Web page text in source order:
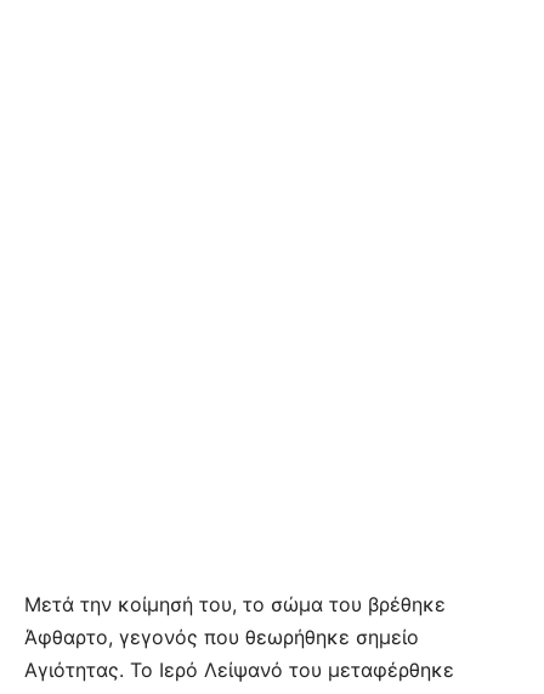
Μετά την κοίμησή του, το σώμα του βρέθηκε
Άφθαρτο, γεγονός που θεωρήθηκε σημείο
Αγιότητας. Το Ιερό Λείψανό του μεταφέρθηκε